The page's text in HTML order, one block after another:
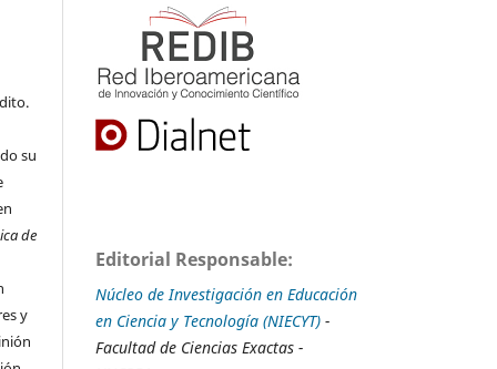
su
de
y
Editorial Responsable:
Núcleo de Investigación en Educación
en Ciencia y Tecnología (NIECYT) -
Facultad de Ciencias Exactas -